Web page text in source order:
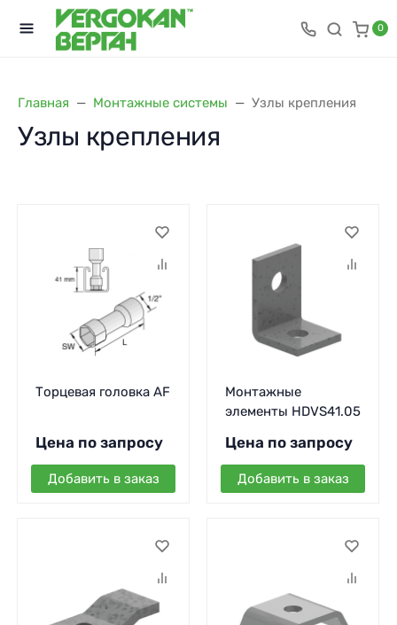
0
Главная Монтажные системы Узлы крепления
Узлы крепления
Торцевая головка AF
Цена по запросу
Добавить в заказ
Монтажные
элементы HDVS41.05
Цена по запросу
Добавить в заказ